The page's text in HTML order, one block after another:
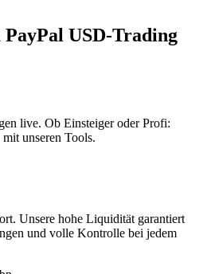
USD-Trading
live. Ob Einsteiger oder Profi:
unseren Tools.
Unsere hohe Liquidität garantiert
und volle Kontrolle bei jedem